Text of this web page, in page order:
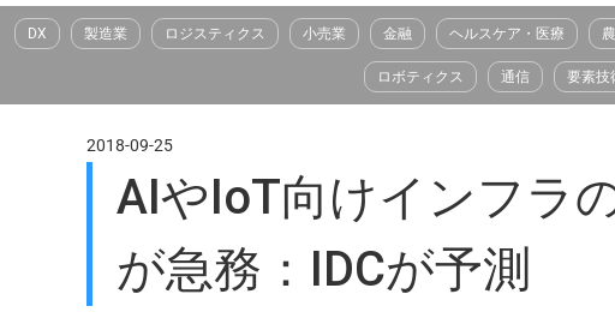
へ
ス
DX 製造業 ロジスティクス 小売業 金融 ヘルスケア・医療
ロボティクス 通信 要素技
2018-09-25
AIやIoT向けインフラ
が急務：IDCが予測